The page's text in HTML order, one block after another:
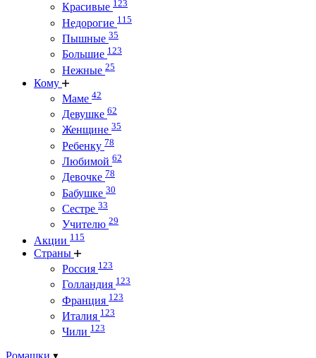
Красивые 123
Недорогие 115
Пышные 35
Большие 123
Нежные 25
Кому
Маме 42
Девушке 62
Женщине 35
Ребенку 78
Любимой 62
Девочке 78
Бабушке 30
Сестре 33
Учителю 29
Акции 115
Страны
Россия 123
Голландия 123
Франция 123
Италия 123
Чили 123